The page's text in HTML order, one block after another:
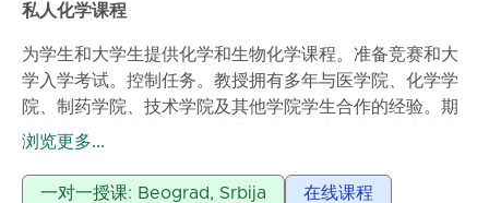
私人化学课程
为学生和大学生提供化学和生物化学课程。准备竞赛和大
学入学考试。控制任务。教授拥有多年与医学院、化学学
院、制药学院、技术学院及其他学院学生合作的经验。期
中考试和期末考试。撰写毕业论文和硕士论文。线上或线
浏览更多...
一对一授课: Beograd, Srbija 在线课程